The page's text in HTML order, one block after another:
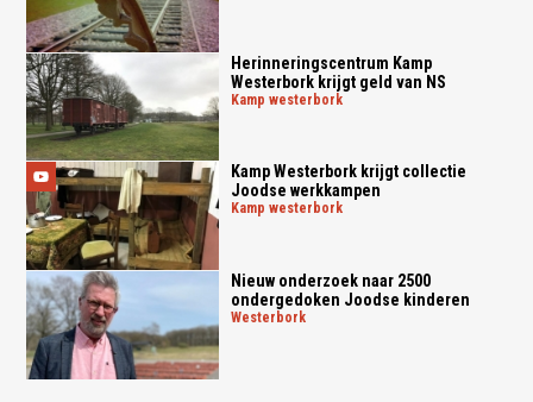
Herinneringscentrum Kamp
Westerbork krijgt geld van NS
kamp westerbork
Kamp Westerbork krijgt collectie
Joodse werkkampen
kamp westerbork
Nieuw onderzoek naar 2500
ondergedoken Joodse kinderen
westerbork